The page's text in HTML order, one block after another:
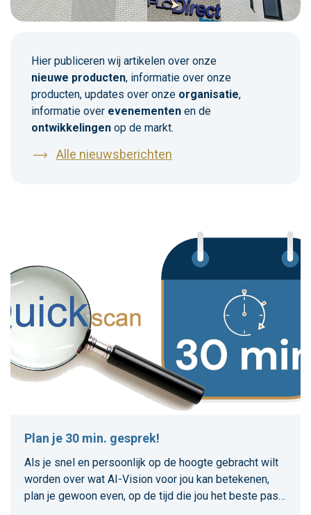
Hier publiceren wij artikelen over onze
nieuwe producten, informatie over onze
producten, updates over onze organisatie,
informatie over evenementen en de
ontwikkelingen op de markt.
Alle nieuwsberichten
Plan je 30 min. gesprek!
Als je snel en persoonlijk op de hoogte gebracht wilt
worden over wat AI-Vision voor jou kan betekenen,
plan je gewoon even, op de tijd die jou het beste past,